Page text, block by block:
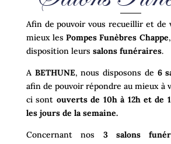
Afin de pouvoir vous recueillir et de
mieux lesPompes Funèbres Chappe
disposition leurs salons funéraires.
A BETHUNE, nous disposons de 6
afin de pouvoir répondre au mieux à
ci sont ouverts de 10h à 12h et de
les jours de la semaine.
Concernant nos 3 salons